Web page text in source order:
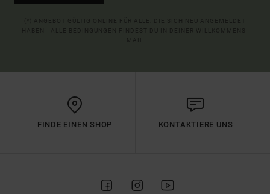
FINDE EINEN SHOP KONTAKTIERE UNS